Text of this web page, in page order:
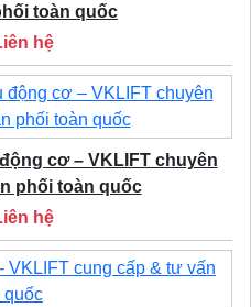
toàn quốc
hệ
cơ – VKLIFT chuyên
phối toàn quốc
hệ